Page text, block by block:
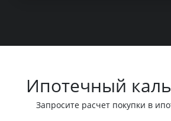
Ипотечный
Запросите расчет покупки в